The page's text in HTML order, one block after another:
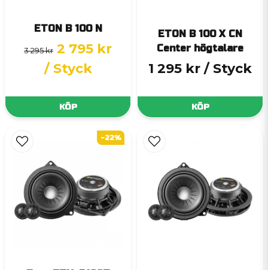
ETON B 100 N
3 295 kr 2 795 kr
/ Styck
KÖP
ETON B 100 X CN
Center högtalare
1 295 kr / Styck
KÖP
-22%